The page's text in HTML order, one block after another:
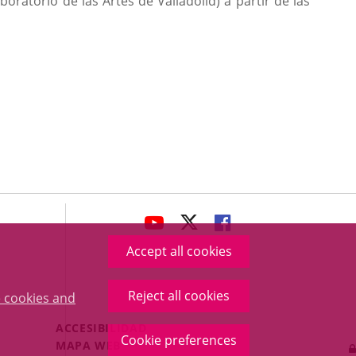
cookies and
Accept all cookies
Reject all cookies
Cookie preferences
avaHeaderSocial
LINK
TO
EXTERNAL
APPLICATION.
LINK
TO
EXTERNAL
APPLICATION.
LINK
TO
EXTERNAL
APPLICATION.
Menú
Legal
ACCESIBILIDAD
MAPA WEB